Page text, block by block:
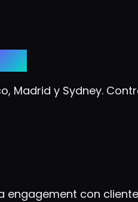
Madrid y Sydney.
engagement con